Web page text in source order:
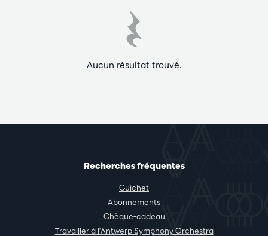
Aucun résultat trouvé.
Recherches fréquentes
Guichet
Abonnements
Chèque-cadeau
Travailler à l'Antwerp Symphony Orchestra